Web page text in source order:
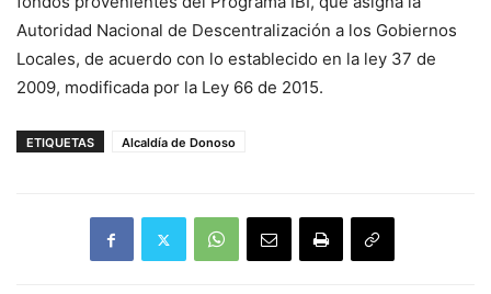
Autoridad Nacional de Descentralización a los Gobiernos
Locales, de acuerdo con lo establecido en la ley 37 de
2009, modificada por la Ley 66 de 2015.
ETIQUETAS Alcaldía de Donoso